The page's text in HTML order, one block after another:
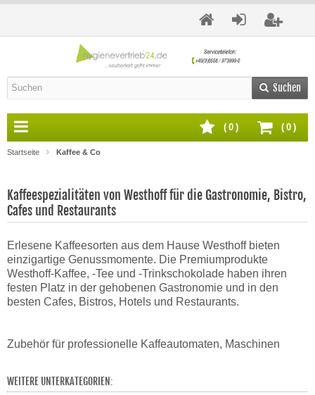
Suchen
( 0 )
( 0 )
Startseite Kaffee & Co
Kaffeespezialitäten von Westhoff für die Gastronomie, Bistro,
Cafes und Restaurants
Erlesene Kaffeesorten aus dem Hause Westhoff bieten
einzigartige Genussmomente. Die Premiumprodukte
Westhoff-Kaffee, -Tee und -Trinkschokolade haben ihren
festen Platz in der gehobenen Gastronomie und in den
besten Cafes, Bistros, Hotels und Restaurants.
Zubehör für professionelle Kaffeautomaten, Maschinen
WEITERE UNTERKATEGORIEN: